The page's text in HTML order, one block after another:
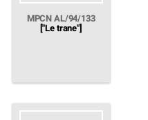
MPCN AL/94/133
["Le trane"]